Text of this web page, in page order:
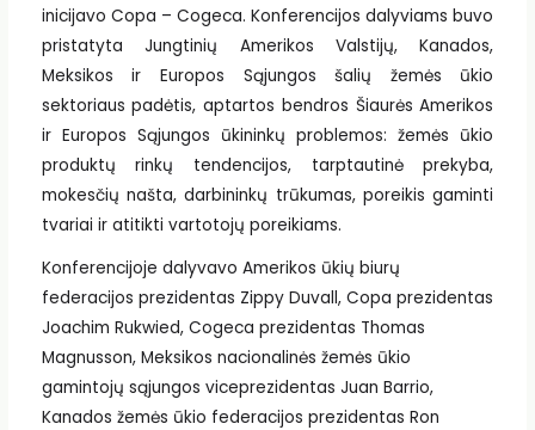
inicijavo Copa – Cogeca. Konferencijos dalyviams buvo
pristatyta Jungtinių Amerikos Valstijų, Kanados,
Meksikos ir Europos Sąjungos šalių žemės ūkio
sektoriaus padėtis, aptartos bendros Šiaurės Amerikos
ir Europos Sąjungos ūkininkų problemos: žemės ūkio
produktų rinkų tendencijos, tarptautinė prekyba,
mokesčių našta, darbininkų trūkumas, poreikis gaminti
tvariai ir atitikti vartotojų poreikiams.
Konferencijoje dalyvavo Amerikos ūkių biurų
federacijos prezidentas Zippy Duvall, Copa prezidentas
Joachim Rukwied, Cogeca prezidentas Thomas
Magnusson, Meksikos nacionalinės žemės ūkio
gamintojų sąjungos viceprezidentas Juan Barrio,
Kanados žemės ūkio federacijos prezidentas Ron